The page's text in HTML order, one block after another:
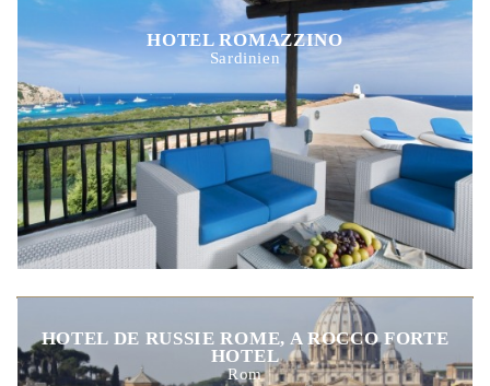
HOTEL ROMAZZINO
Sardinien
HOTEL DE RUSSIE ROME, A ROCCO FORTE
HOTEL
Rom